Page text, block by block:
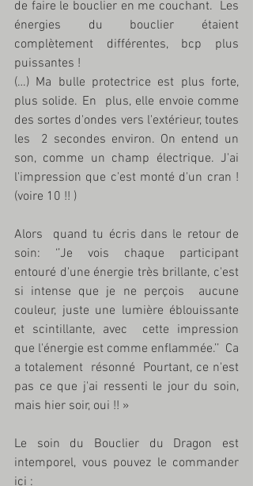
de faire le bouclier en me couchant.  Les
énergies du bouclier étaient
complètement différentes, bcp plus
puissantes !
(…) Ma bulle protectrice est plus forte,
plus solide. En  plus, elle envoie comme
des sortes d'ondes vers l'extérieur, toutes
les  2 secondes environ. On entend un
son, comme un champ électrique. J'ai
l'impression que c'est monté d'un cran !
(voire 10 !! )
Alors  quand tu écris dans le retour de
soin: ‘’Je vois chaque participant
entouré d'une énergie très brillante, c'est
si intense que je ne perçois  aucune
couleur, juste une lumière éblouissante
et scintillante, avec  cette impression
que l'énergie est comme enflammée.’’  Ca
a totalement  résonné  Pourtant, ce n'est
pas ce que j'ai ressenti le jour du soin,
mais hier soir, oui !! »
Le soin du Bouclier du Dragon est
intemporel, vous pouvez le commander
ici :